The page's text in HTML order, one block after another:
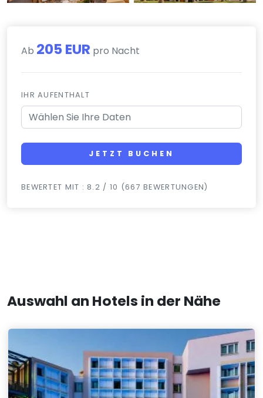
Ab 205 EUR pro Nacht
IHR AUFENTHALT
JETZT BUCHEN
BEWERTET MIT : 8.2 / 10 (667 BEWERTUNGEN)
Auswahl an Hotels in der Nähe